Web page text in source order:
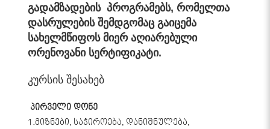
გადამზადების პროგრამებს, რომელთა
დასრულების შემდგომაც გაიცემა
სახელმწიფოს მიერ აღიარებული
ორენოვანი სერტიფიკატი.
კურსის შესახებ
პირველი დონე
1.მიზნები, საჭიროება, დანიშნულება,